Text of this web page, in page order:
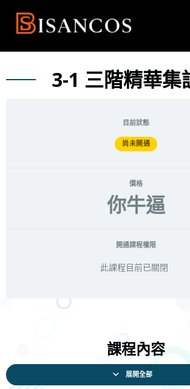
3-1 三階精華集
目前狀態
尚未開通
價格
你牛逼
開通課程權限
此課程目前已關閉
課程內容
展開全部